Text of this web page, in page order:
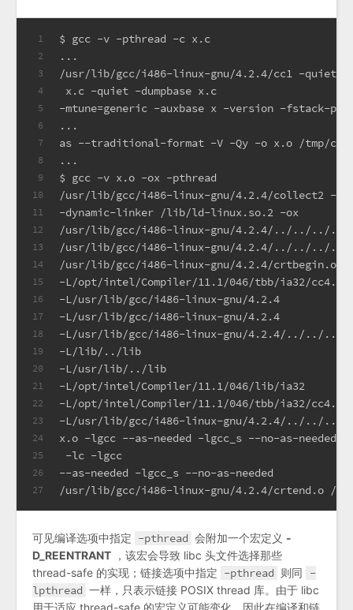
1
2
3
4
5
6
7
8
9
10
11
12
13
14
15
16
17
18
19
20
21
22
23
24
25
26
27
$ gcc -v -pthread -c x.c
...
/usr/lib/gcc/i486-linux-gnu/4.2.4/cc1 -quiet -v -
x.c -quiet -dumpbase x.c
-mtune=generic -auxbase x -version -fstack-
...
as --traditional-format -V -Qy -o x.o /tmp/
...
$ gcc -v x.o -ox -pthread
/usr/lib/gcc/i486-linux-gnu/4.2.4/collect2 --
-dynamic-linker /lib/ld-linux.so.2 -ox
/usr/lib/gcc/i486-linux-gnu/4.2.4/../../../
/usr/lib/gcc/i486-linux-gnu/4.2.4/../../../
/usr/lib/gcc/i486-linux-gnu/4.2.4/crtbegin.o
-L/opt/intel/Compiler/11.1/046/tbb/ia32/
-L/usr/lib/gcc/i486-linux-gnu/4.2.4
-L/usr/lib/gcc/i486-linux-gnu/4.2.4
-L/usr/lib/gcc/i486-linux-gnu/4.2.4/../../../
-L/lib/../lib
-L/usr/lib/../lib
-L/opt/intel/Compiler/11.1/046/lib/ia32
-L/opt/intel/Compiler/11.1/046/tbb/ia32/
-L/usr/lib/gcc/i486-linux-gnu/4.2.4/../../..
x.o -lgcc --as-needed -lgcc_s --no-as-needed
-lc -lgcc
--as-needed -lgcc_s --no-as-needed
/usr/lib/gcc/i486-linux-gnu/4.2.4/crtend.o
可见编译选项中指定 -pthread 会附加一个宏定义 -
D_REENTRANT ，该宏会导致 libc 头文件选择那些
thread-safe 的实现；链接选项中指定 -pthread 则同
-
lpthread 一样，只表示链接 POSIX thread 库。由于 libc
用于适应 thread-safe 的宏定义可能变化，因此在编译和链